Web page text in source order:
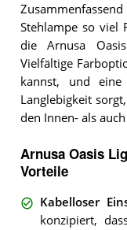
Stehlampe so viel
die Arnusa
Vielfältige
kannst, und
Langlebigkeit
den Innen- als
Arnusa Oasis
Vorteile
Kabelloser
konzipiert,